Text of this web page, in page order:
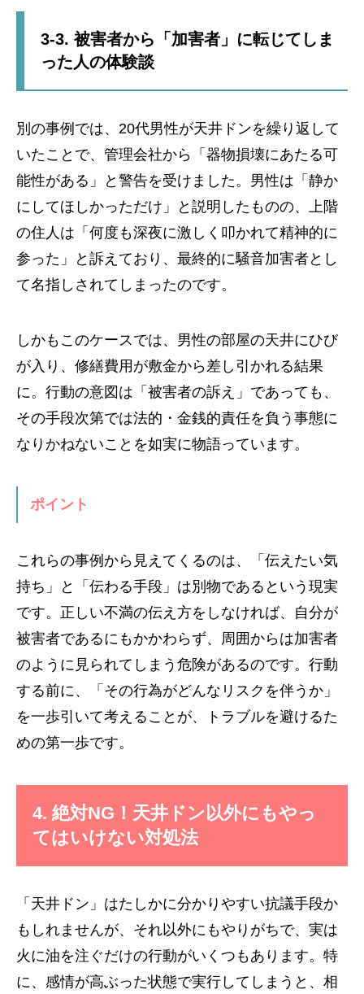
3-3. 被害者から「加害者」に転じてしま
った人の体験談
別の事例では、20代男性が天井ドンを繰り返して
いたことで、管理会社から「器物損壊にあたる可
能性がある」と警告を受けました。男性は「静か
にしてほしかっただけ」と説明したものの、上階
の住人は「何度も深夜に激しく叩かれて精神的に
参った」と訴えており、最終的に騒音加害者とし
て名指しされてしまったのです。
しかもこのケースでは、男性の部屋の天井にひび
が入り、修繕費用が敷金から差し引かれる結果
に。行動の意図は「被害者の訴え」であっても、
その手段次第では法的・金銭的責任を負う事態に
なりかねないことを如実に物語っています。
ポイント
これらの事例から見えてくるのは、「伝えたい気
持ち」と「伝わる手段」は別物であるという現実
です。正しい不満の伝え方をしなければ、自分が
被害者であるにもかかわらず、周囲からは加害者
のように見られてしまう危険があるのです。行動
する前に、「その行為がどんなリスクを伴うか」
を一歩引いて考えることが、トラブルを避けるた
めの第一歩です。
4. 絶対NG！天井ドン以外にもやっ
てはいけない対処法
「天井ドン」はたしかに分かりやすい抗議手段か
もしれませんが、それ以外にもやりがちで、実は
火に油を注ぐだけの行動がいくつもあります。特
に、感情が高ぶった状態で実行してしまうと、相